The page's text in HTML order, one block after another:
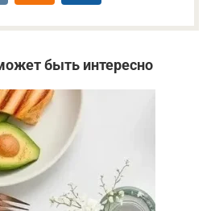
быть интересно